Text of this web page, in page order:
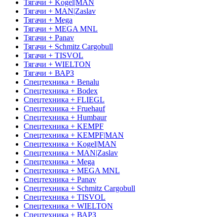
Тягачи + Kogel|MAN
Тягачи + MAN|Zaslav
Тягачи + Mega
Тягачи + MEGA MNL
Тягачи + Panav
Тягачи + Schmitz Cargobull
Тягачи + TISVOL
Тягачи + WIELTON
Тягачи + ВАРЗ
Спецтехника + Benalu
Спецтехника + Bodex
Спецтехника + FLIEGL
Спецтехника + Fruehauf
Спецтехника + Humbaur
Спецтехника + KEMPF
Спецтехника + KEMPF|MAN
Спецтехника + Kogel|MAN
Спецтехника + MAN|Zaslav
Спецтехника + Mega
Спецтехника + MEGA MNL
Спецтехника + Panav
Спецтехника + Schmitz Cargobull
Спецтехника + TISVOL
Спецтехника + WIELTON
Спецтехника + ВАРЗ